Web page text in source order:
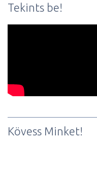
Tekints be!
Kövess Minket!